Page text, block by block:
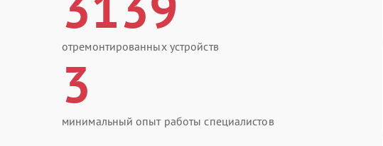
отремонтированных устройств
3
минимальный опыт работы специалистов